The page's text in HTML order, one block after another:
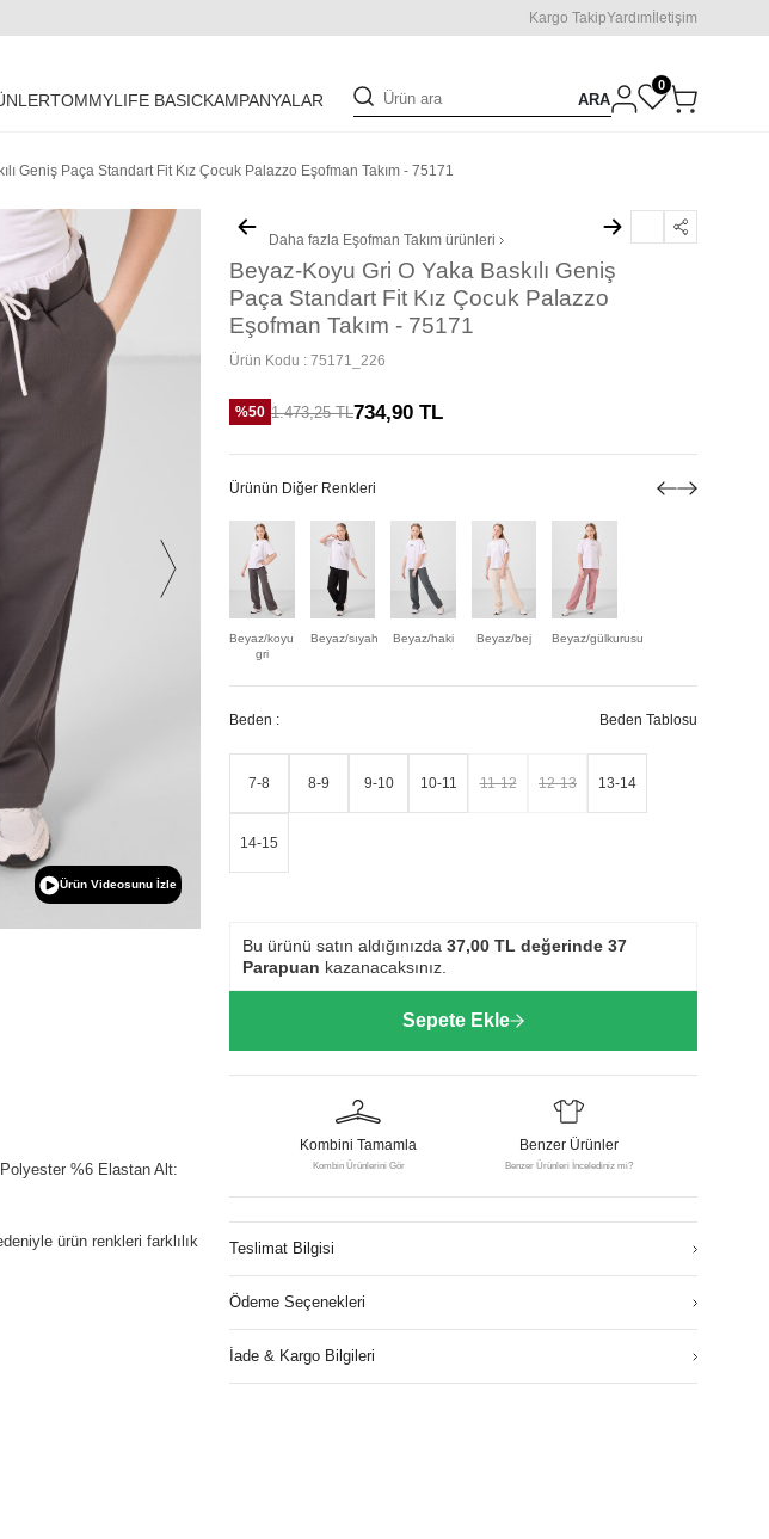
Kargo TakipYardım İletişim
TOMMYLIFE BASICKAMPANYALAR ARA
0
Geniş Paça Standart Fit Kız Çocuk Palazzo Eşofman Takım - 75171
Ürün Videosunu İzle
%6 Elastan Alt:
ürün renkleri farklılık
Daha fazla Eşofman Takım ürünleri
Beyaz-Koyu Gri O Yaka Baskılı Geniş
Paça Standart Fit Kız Çocuk Palazzo
Eşofman Takım - 75171
Ürün Kodu : 75171_226
%50 1.473,25TL734,90 TL
Ürünün Diğer Renkleri
Beyaz/koyu
gri
Beyaz/sıyah Beyaz/haki Beyaz/bej Beyaz/gülkurusu
Beden : Beden Tablosu
7-8 8-9 9-10 10-11 11-12 12-13 13-14
14-15
Bu ürünü satın aldığınızda 37,00 TL değerinde 37
Parapuan kazanacaksınız.
Sepete Ekle
Kombini Tamamla
Kombin Ürünlerini Gör
Benzer Ürünler
Benzer Ürünleri İncelediniz mi?
Teslimat Bilgisi
Ödeme Seçenekleri
İade & Kargo Bilgileri